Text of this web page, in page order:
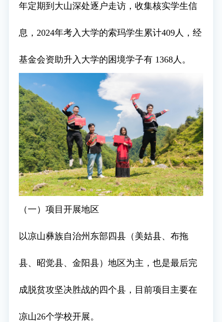
年定期到大山深处逐户走访，收集核实学生信
息，2024年考入大学的索玛学生累计409人，经
基金会资助升入大学的困境学子有 1368人。
（一）项目开展地区
以凉山彝族自治州东部四县（美姑县、布拖
县、昭觉县、金阳县）地区为主，也是最后完
成脱贫攻坚决胜战的四个县，目前项目主要在
凉山26个学校开展。